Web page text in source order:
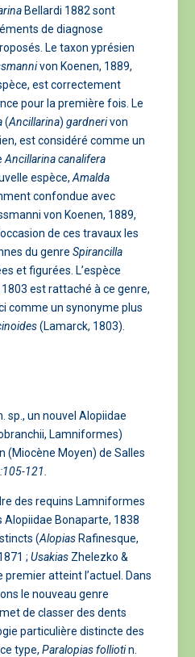
Bellardi 1882 sont
de diagnose
Le taxon yprésien
von Koenen, 1889,
est correctement
pour la première fois. Le
(Ancillarina)gardnerivon
est considéré comme un
Ancillarina canalifera
espèce,Amalda
confondue avec
von Koenen, 1889,
de ces travaux les
du genreSpirancilla
et figurées. L’espèce
1803 est rattaché à ce genre,
comme un synonyme plus
(Lamarck, 1803).
sp., un nouvel Alopiidae
Lamniformes)
(Miocène Moyen) de Salles
121.
des requins Lamniformes
Alopiidae Bonaparte, 1838
(Alopias Rafinesque,
;Usakias Zhelezko &
premier atteint l’actuel. Dans
le nouveau genre
de classer des dents
particulière distincte des
type,Paralopias folliotin.